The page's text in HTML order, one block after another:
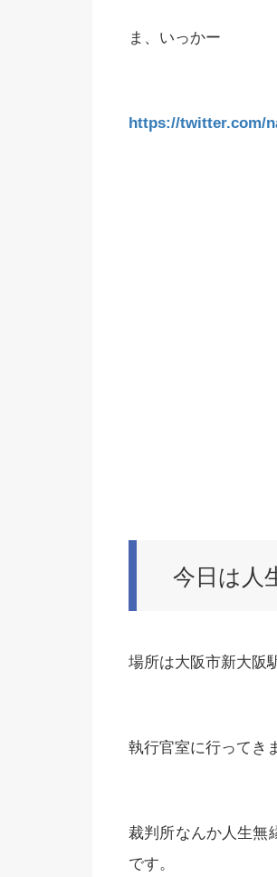
ま、いっかー
https://twitter.com/
今日は人
場所は大阪市新大阪
執行官室に行ってき
裁判所なんか人生無
です。